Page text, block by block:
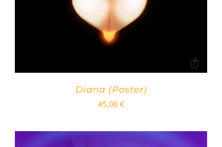
Diana (Poster)
45,00 €